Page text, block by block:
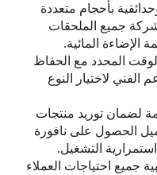
بأحجام متعددة
جميع الملحقات
الإضاءة المائية.
المحدد مع الحفاظ
الفني لاختيار النوع
لضمان توريد منتجات
الحصول على نافورة
التشغيل.
جميع احتياجات العملاء